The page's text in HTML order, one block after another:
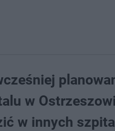
w
w innych